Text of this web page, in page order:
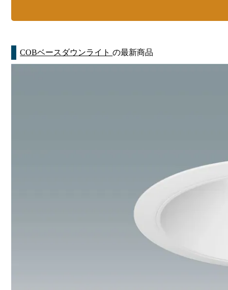
COBベースダウンライトの最新商品